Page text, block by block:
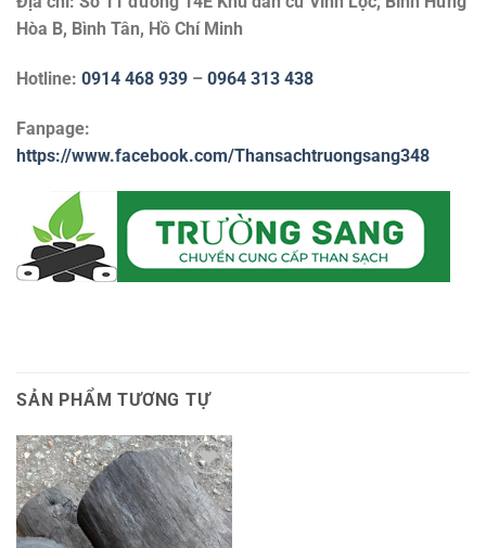
Hòa B, Bình Tân, Hồ Chí Minh
Hotline: 0914 468 939 – 0964 313 438
Fanpage:
https://www.facebook.com/Thansachtruongsang348
SẢN PHẨM TƯƠNG TỰ
Add to
wishlist